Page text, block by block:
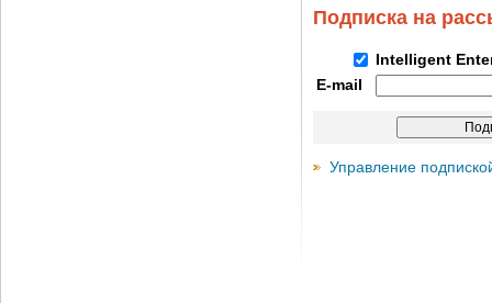
Подписка на
Intelligent
E-mail
Управление